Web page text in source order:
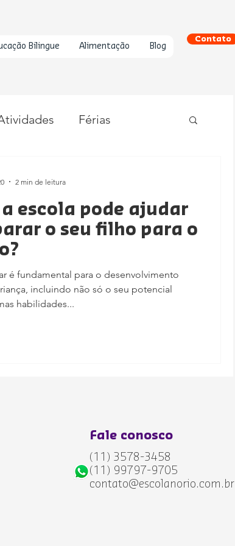
Bilingue Alimentação Blog
Contato
Férias
a escola pode ajudar
o seu filho para o
é fundamental para o desenvolvimento
incluindo não só o seu potencial
habilidades...
2 min de leitura
Fale conosco
(11) 3578-3458
(11) 99797-9705
contato@escolanorio.com.br